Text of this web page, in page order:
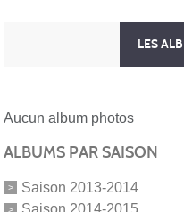
LES
Aucun album photos
ALBUMS PAR SAISON
Saison 2013-2014